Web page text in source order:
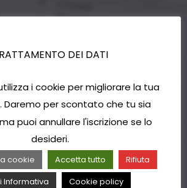
DEI DATI
i cookie per migliorare la tua
Daremo per scontato che tu sia
puoi annullare l'iscrizione se lo
desideri.
cookie Accetta tutto
Rifiuta
Informativa
Cookie policy